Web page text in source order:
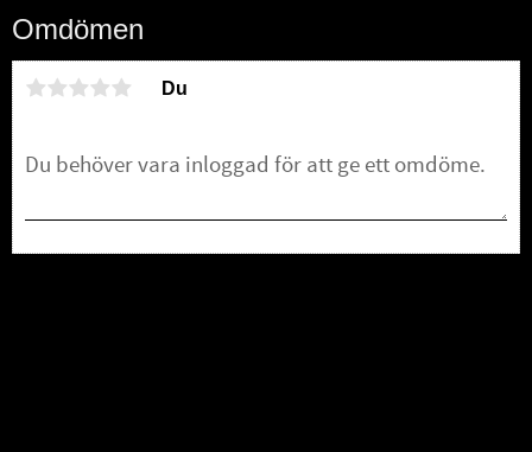
Omdömen
Du